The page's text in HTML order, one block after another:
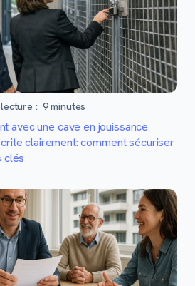
: 9minutes
avec une cave en jouissance
clairement: comment sécuriser
clés